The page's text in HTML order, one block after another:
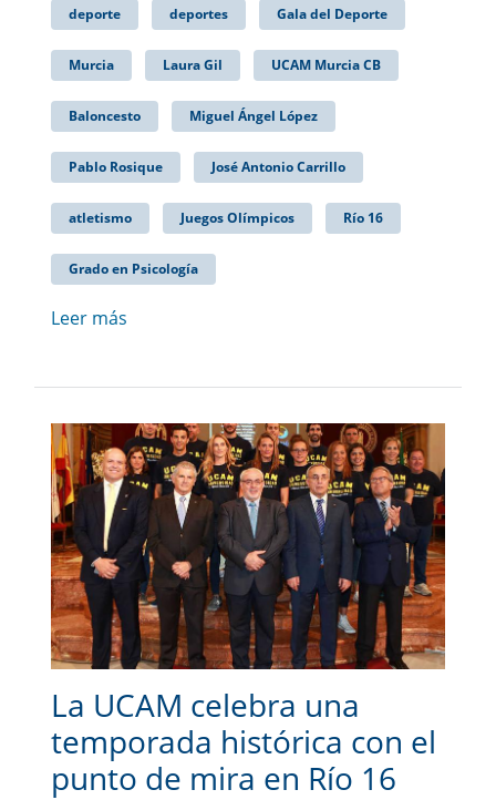
deporte deportes Gala del Deporte
Murcia Laura Gil UCAM Murcia CB
Baloncesto Miguel Ángel López
Pablo Rosique José Antonio Carrillo
atletismo Juegos Olímpicos Río 16
Grado en Psicología
Leer más
La UCAM celebra una
temporada histórica con el
punto de mira en Río 16